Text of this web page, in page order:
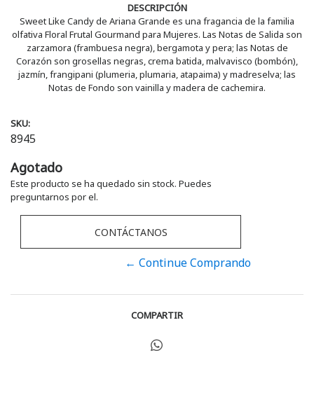
DESCRIPCIÓN
Sweet Like Candy de Ariana Grande es una fragancia de la familia
olfativa Floral Frutal Gourmand para Mujeres. Las Notas de Salida son
zarzamora (frambuesa negra), bergamota y pera; las Notas de
Corazón son grosellas negras, crema batida, malvavisco (bombón),
jazmín, frangipani (plumeria, plumaria, atapaima) y madreselva; las
Notas de Fondo son vainilla y madera de cachemira.
SKU:
8945
Agotado
Este producto se ha quedado sin stock. Puedes
preguntarnos por el.
CONTÁCTANOS
← Continue Comprando
COMPARTIR